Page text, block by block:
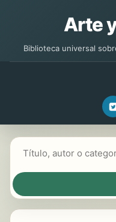
Arte
Biblioteca universal